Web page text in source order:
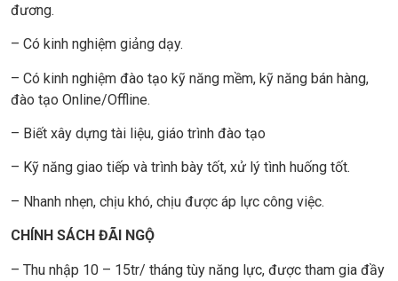
đương.
– Có kinh nghiệm giảng dạy.
– Có kinh nghiệm đào tạo kỹ năng mềm, kỹ năng bán hàng,
đào tạo Online/Offline.
– Biết xây dựng tài liệu, giáo trình đào tạo
– Kỹ năng giao tiếp và trình bày tốt, xử lý tình huống tốt.
– Nhanh nhẹn, chịu khó, chịu được áp lực công việc.
CHÍNH SÁCH ĐÃI NGỘ
– Thu nhập 10 – 15tr/ tháng tùy năng lực, được tham gia đầy